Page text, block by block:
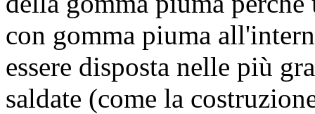
con gomma piuma
essere disposta nelle più
saldate (come la